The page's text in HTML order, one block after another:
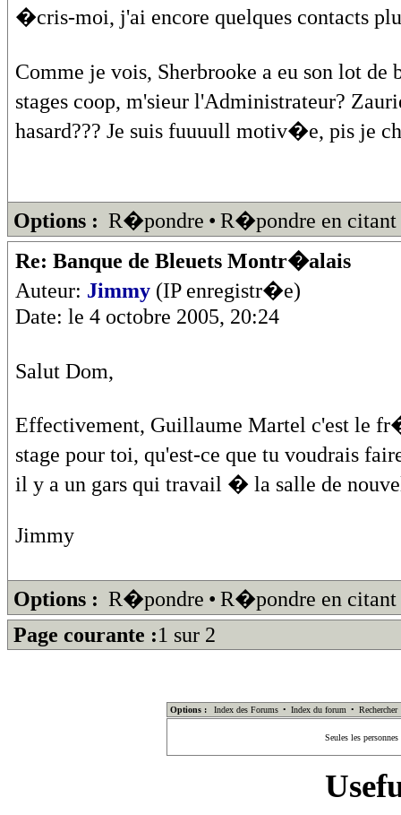
�cris-moi, j'ai encore quelques contacts
Comme je vois, Sherbrooke a eu son lot
stages coop, m'sieur l'Administrateur?
hasard??? Je suis fuuuull motiv�e, pis je
Options : R�pondre • R�pondre en citant
Re: Banque de Bleuets Montr�alais
Auteur: Jimmy (IP enregistr�e)
Date: le 4 octobre 2005, 20:24
Salut Dom,
Effectivement, Guillaume Martel c'est le
stage pour toi, qu'est-ce que tu voudrais
il y a un gars qui travail � la salle de
Jimmy
Options : R�pondre • R�pondre en citant
Page courante :1 sur 2
Options : Index des Forums • Index du forum • Rechercher
Seules les